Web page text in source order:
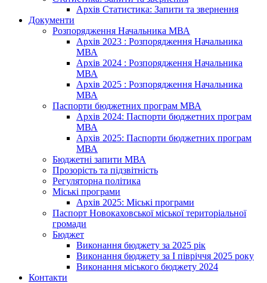
Архів Статистика: Запити та звернення
Документи
Розпорядження Начальника МВА
Архів 2023 : Розпорядження Начальника
МВА
Архів 2024 : Розпорядження Начальника
МВА
Архів 2025 : Розпорядження Начальника
МВА
Паспорти бюджетних програм МВА
Архів 2024: Паспорти бюджетних програм
МВА
Архів 2025: Паспорти бюджетних програм
МВА
Бюджетні запити МВА
Прозорість та підзвітність
Регуляторна політика
Міські програми
Архів 2025: Міські програми
Паспорт Новокаховської міської територіальної
громади
Бюджет
Виконання бюджету за 2025 рік
Виконання бюджету за І півріччя 2025 року
Виконання міського бюджету 2024
Контакти